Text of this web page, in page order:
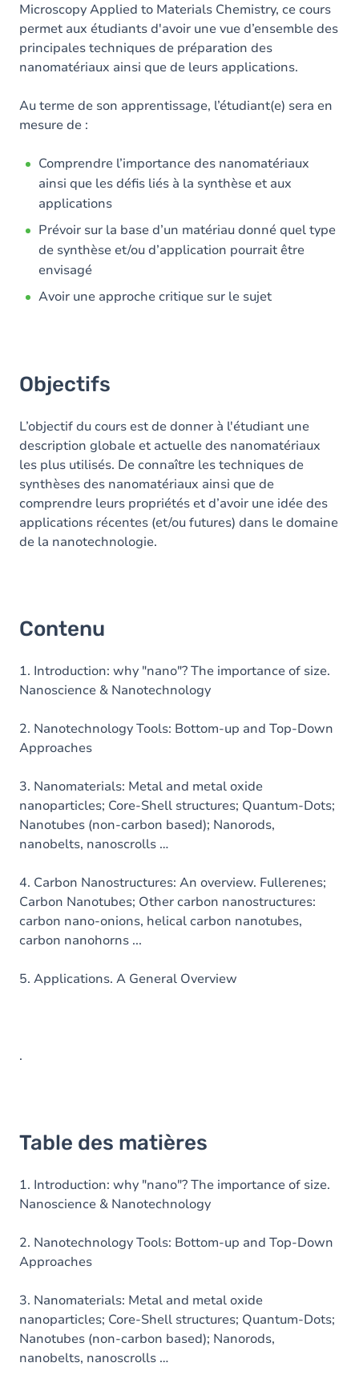
Microscopy Applied to Materials Chemistry, ce cours
permet aux étudiants d'avoir une vue d’ensemble des
principales techniques de préparation des
nanomatériaux ainsi que de leurs applications.
Au terme de son apprentissage, l’étudiant(e) sera en
mesure de :
Comprendre l’importance des nanomatériaux
ainsi que les défis liés à la synthèse et aux
applications
Prévoir sur la base d’un matériau donné quel type
de synthèse et/ou d’application pourrait être
envisagé
Avoir une approche critique sur le sujet
Objectifs
L’objectif du cours est de donner à l'étudiant une
description globale et actuelle des nanomatériaux
les plus utilisés. De connaître les techniques de
synthèses des nanomatériaux ainsi que de
comprendre leurs propriétés et d’avoir une idée des
applications récentes (et/ou futures) dans le domaine
de la nanotechnologie.
Contenu
1. Introduction: why "nano"? The importance of size.
Nanoscience & Nanotechnology
2. Nanotechnology Tools: Bottom-up and Top-Down
Approaches
3. Nanomaterials: Metal and metal oxide
nanoparticles; Core-Shell structures; Quantum-Dots;
Nanotubes (non-carbon based); Nanorods,
nanobelts, nanoscrolls …
4. Carbon Nanostructures: An overview. Fullerenes;
Carbon Nanotubes; Other carbon nanostructures:
carbon nano-onions, helical carbon nanotubes,
carbon nanohorns ...
5. Applications. A General Overview
.
Table des matières
1. Introduction: why "nano"? The importance of size.
Nanoscience & Nanotechnology
2. Nanotechnology Tools: Bottom-up and Top-Down
Approaches
3. Nanomaterials: Metal and metal oxide
nanoparticles; Core-Shell structures; Quantum-Dots;
Nanotubes (non-carbon based); Nanorods,
nanobelts, nanoscrolls …